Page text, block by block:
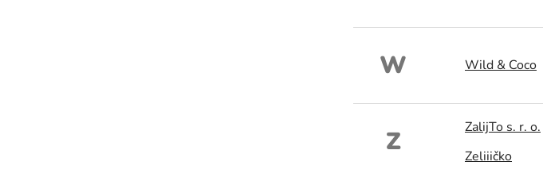
W Wild & Coco
Z ZalijTo s. r. o.
Zeliiičko